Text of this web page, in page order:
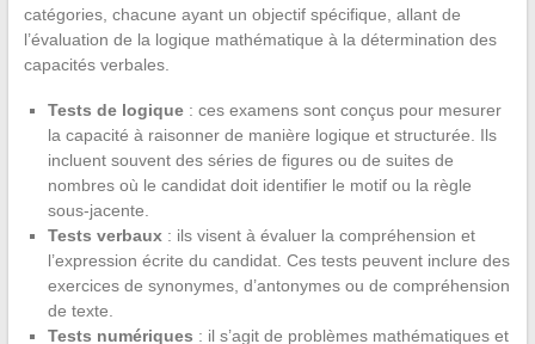
catégories, chacune ayant un objectif spécifique, allant de
l’évaluation de la logique mathématique à la détermination des
capacités verbales.
Tests de logique: ces examens sont conçus pour mesurer
la capacité à raisonner de manière logique et structurée. Ils
incluent souvent des séries de figures ou de suites de
nombres où le candidat doit identifier le motif ou la règle
sous-jacente.
Tests verbaux: ils visent à évaluer la compréhension et
l’expression écrite du candidat. Ces tests peuvent inclure des
exercices de synonymes, d’antonymes ou de compréhension
de texte.
Tests numériques : il s’agit de problèmes mathématiques et